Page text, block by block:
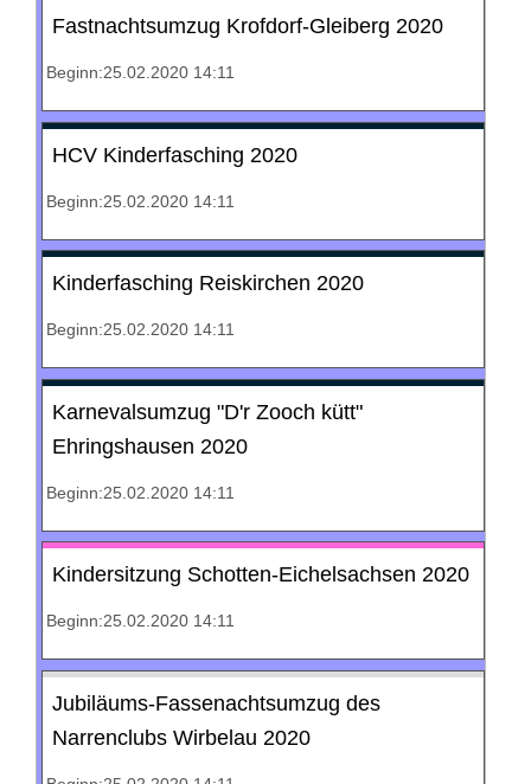
Fastnachtsumzug Krofdorf-Gleiberg 2020
Beginn:25.02.2020 14:11
HCV Kinderfasching 2020
Beginn:25.02.2020 14:11
Kinderfasching Reiskirchen 2020
Beginn:25.02.2020 14:11
Karnevalsumzug "D'r Zooch kütt"
Ehringshausen 2020
Beginn:25.02.2020 14:11
Kindersitzung Schotten-Eichelsachsen 2020
Beginn:25.02.2020 14:11
Jubiläums-Fassenachtsumzug des
Narrenclubs Wirbelau 2020